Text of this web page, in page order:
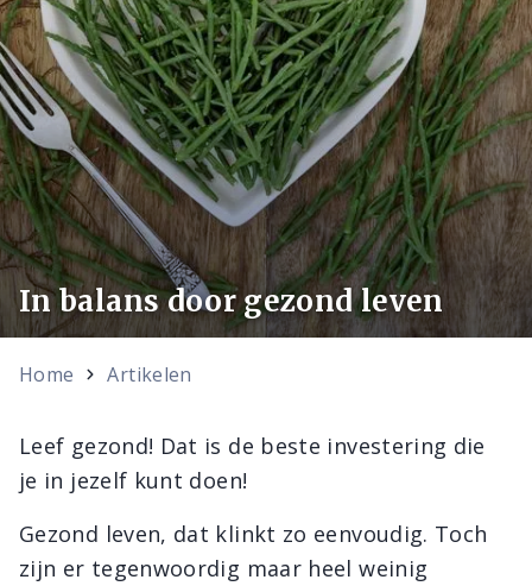
In balans door gezond leven
Home Artikelen
Leef gezond! Dat is de beste investering die
je in jezelf kunt doen!
Gezond leven, dat klinkt zo eenvoudig. Toch
zijn er tegenwoordig maar heel weinig